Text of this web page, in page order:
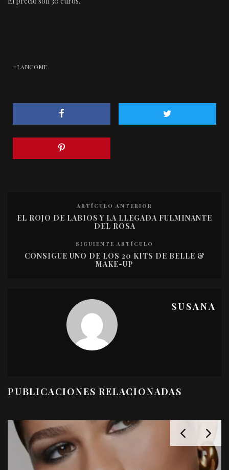
LANCOME
ARTÍCULO ANTERIOR
EL ROJO DE LABIOS Y LA LLEGADA FULMINANTE
DEL ROSA
SIGUIENTE ARTÍCULO
CONSIGUE UNO DE LOS 20 KITS DE BELLE &
MAKE-UP
SUSANA
PUBLICACIONES RELACIONADAS